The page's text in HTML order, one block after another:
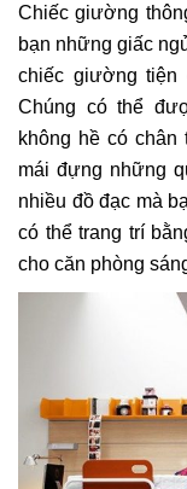
Chiếc giường
bạn những giấc
chiếc giường tiện
Chúng có thể
không hề có
mái đựng những
nhiều đồ đạc mà
có thể trang trí
cho căn phòng